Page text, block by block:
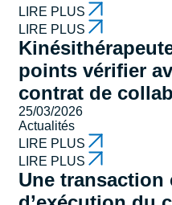
LIRE PLUS
LIRE PLUS
points vérifier
contrat de
25/03/2026
Actualités
LIRE PLUS
LIRE PLUS
Une